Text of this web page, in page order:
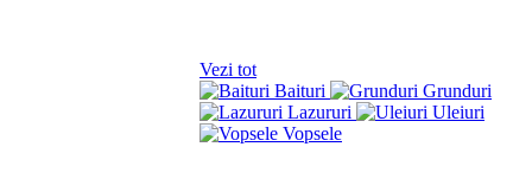
Vezi tot
Baituri
Grunduri
Lazururi
Uleiuri
Vopsele